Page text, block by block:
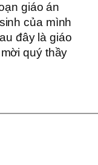
giáo án
của mình
đây là giáo
quý thầy